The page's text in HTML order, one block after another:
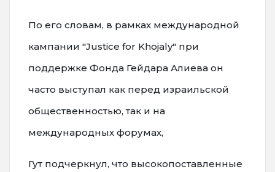
По его словам, в рамках международной
кампании "Justice for Khojaly" при
поддержке Фонда Гейдара Алиева он
часто выступал как перед израильской
общественностью, так и на
международных форумах,
Гут подчеркнул, что высокопоставленные